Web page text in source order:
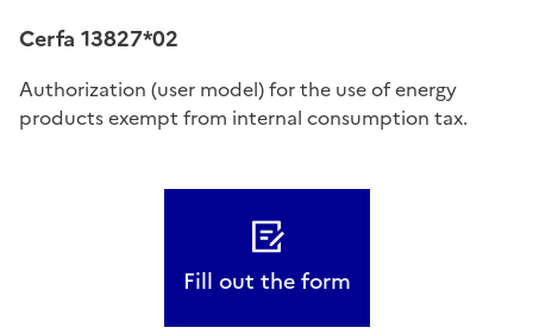
Cerfa 13827*02
Authorization (user model) for the use of energy
products exempt from internal consumption tax.
Fill out the form